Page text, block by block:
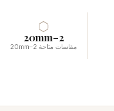
2–20mm
مقاسات متاحة 2–20mm